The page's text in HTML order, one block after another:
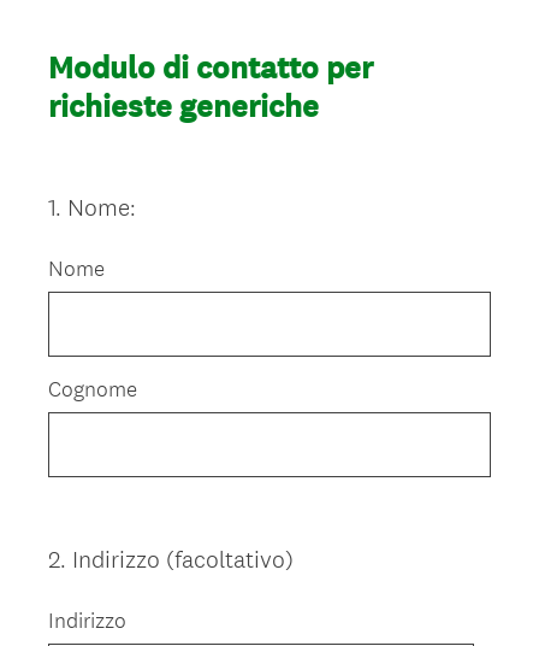
Modulo di contatto per
richieste generiche
Question
1. Nome:
Nome
Cognome
Question
2. Indirizzo (facoltativo)
Indirizzo